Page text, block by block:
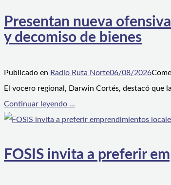
Presentan nueva
y decomiso de bienes
Publicado en Radio Ruta Norte06/08/2026
El vocero regional, Darwin Cortés, destacó que
Continuar leyendo ...
FOSIS invita a preferir